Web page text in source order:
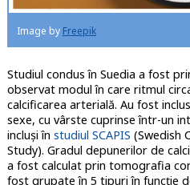
Image by Freepik
Studiul condus în Suedia a fost
observat modul în care ritmul
calcificarea arterială. Au fost
sexe, cu vârste cuprinse într-un
incluși în studiul SCAPIS (Swedish
Study). Gradul depunerilor de
a fost calculat prin tomografia
fost grupate în 5 tipuri în funcție